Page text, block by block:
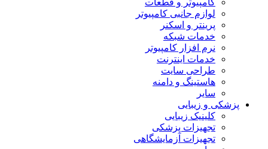
کامپیوتر و قطعات
لوازم جانبی کامپیوتر
پرینتر و اسکنر
خدمات شبکه
نرم افزار کامپیوتر
خدمات اینترنت
طراحی سایت
هاستینگ و دامنه
سایر
پزشکی و زیبایی
کلینیک زیبایی
تجهیزات پزشکی
تجهیزات آزمایشگاهی